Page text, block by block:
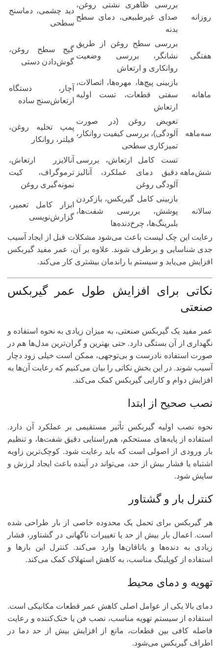
روزانه
بررسی ظاهری نشتی روغن،
صدای غیرطبیعی، دمای سطح
بدنه
دید چشمی، دماسنج
سطحی
هفتگی
بررسی سطح روغن از طریق
نشانگر، بررسی وضعیت
روانکاری و ارتعاش
گیج سطح روغن،
گوش‌دادن دستی
ماهانه
بازبینی پیچ‌ها، مهره‌ها، اتصالات،
سفتی قطعات، تست اولیه
ارتعاش
آچار، دستگاه
ارتعاش‌سنج ساده
سه‌ماهه
تعویض روغن (در صورت
آلودگی)، بررسی کیفیت روانکار،
تمیزکاری سطحی
پمپ تخلیه روغن،
فیلتر، روانکار
شش‌ماهه
تست کامل ارتعاش، بررسی
دقیق دمای عملکرد، آنالیز
آلودگی روغن
آنالایزر ارتعاش،
ترموگراف، کیت
نمونه‌گیری روغن
سالانه
بازبینی کامل گیربکس، بازکردن
پوشش، بررسی شفت‌ها،
بلبرینگ‌ها، چرخ‌دنده‌ها
ابزار کامل تعمیر،
گزارش‌نویسی
رعایت این چک لیست باعث می‌شود مشکلات قبل از ایجاد آسیب
جدی شناسایی و برطرف شوند. علاوه بر آن، عمر مفید گیربکس
افزایش می‌یابد و سیستم با راندمان بیشتری کار می‌کند.
نکاتی برای افزایش طول عمر گیربکس
صنعتی
عمر مفید یک گیربکس صنعتی، به میزان زیادی به نحوه استفاده و
نگهداری از آن بستگی دارد. حتی بهترین و گران‌ترین مدل‌ها هم در
صورت استفاده نادرست و بی‌توجهی، ممکن است خیلی زود دچار
آسیب شوند. در این بخش نکاتی را بیان می‌کنیم که رعایت آن‌ها به
افزایش دوام و کارایی گیربکس کمک می‌کند.
نصب صحیح از ابتدا
نحوه نصب اولیه گیربکس تأثیر مستقیمی بر عملکرد آن دارد.
استفاده از پایه‌های مستحکم، هم‌راستایی دقیق شفت‌ها، و تنظیم
بار ورودی از اصولی است که باید رعایت شود. کوچک‌ترین زاویه
اشتباه یا فشار بیش از حد، می‌تواند در آینده باعث ایجاد لرزش و
سایش شود.
کنترل بار و گشتاور
هر گیربکس برای تحمل یک محدوده خاصی از بار طراحی شده
است. اعمال بار بیش از حد یا تغییرات ناگهانی در گشتاور، فشار
زیادی به دنده‌ها و یاتاقان‌ها وارد می‌کند. کنترل این بارها و
استفاده از کوپلینگ مناسب، به کاهش استهلاک کمک می‌کند.
تهویه و دمای محیط
دمای بالا یکی از عوامل اصلی کاهش عمر قطعات مکانیکی است.
استفاده از سیستم تهویه مناسب، نصب فن یا خنک‌کننده و رعایت
فاصله کافی بین قطعات، مانع از افزایش بیش از حد دما در
اطراف گیربکس می‌شود.